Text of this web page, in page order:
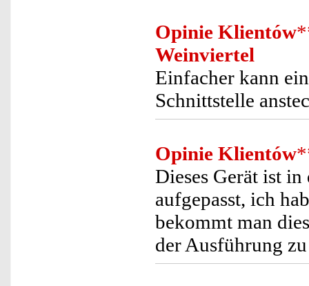
Opinie Klientów
Weinviertel
Einfacher kann
Schnittstelle
Opinie Klientów
Dieses Gerät ist
aufgepasst, ich
bekommt man
der Ausführung